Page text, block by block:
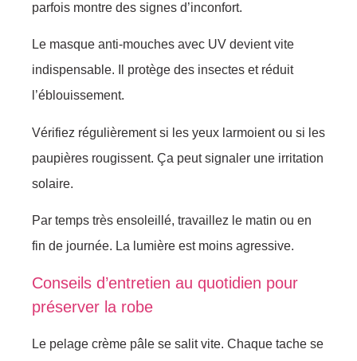
parfois montre des signes d’inconfort.
Le masque anti-mouches avec UV devient vite
indispensable. Il protège des insectes et réduit
l’éblouissement.
Vérifiez régulièrement si les yeux larmoient ou si les
paupières rougissent. Ça peut signaler une irritation
solaire.
Par temps très ensoleillé, travaillez le matin ou en
fin de journée. La lumière est moins agressive.
Conseils d’entretien au quotidien pour
préserver la robe
Le pelage crème pâle se salit vite. Chaque tache se